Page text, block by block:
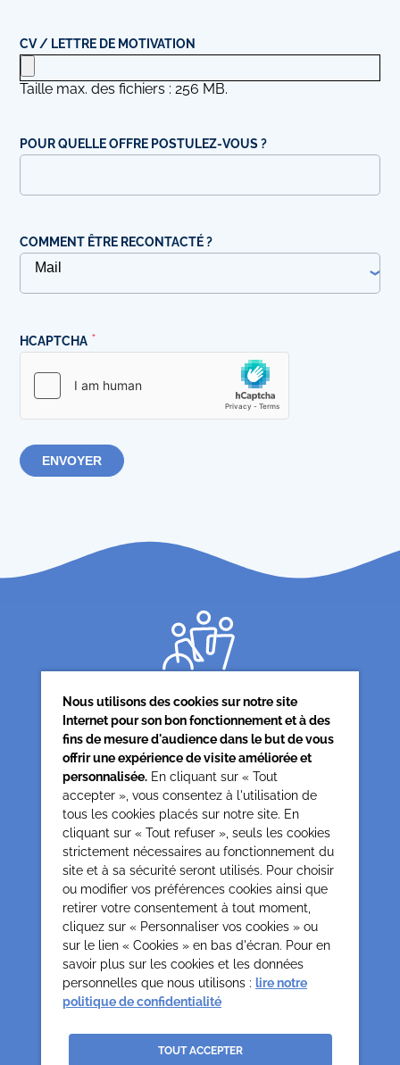
CV / LETTRE DE MOTIVATION
Taille max. des fichiers : 256 MB.
POUR QUELLE OFFRE POSTULEZ-VOUS ?
COMMENT ÊTRE RECONTACTÉ ?
HCAPTCHA
Siège associatif
62 rue de la glacière
75013 Paris
0142850804
contact@cesap.asso.fr
Cesap Formation
formation@cesap.asso.fr
01 53 20 68 58
Mentions Légales
Gestion des cookies
Politique de confidentialité et protection des données
Nous utilisons des cookies sur notre site
Internet pour son bon fonctionnement et à des
fins de mesure d'audience dans le but de vous
offrir une expérience de visite améliorée et
personnalisée. En cliquant sur « Tout
accepter », vous consentez à l'utilisation de
tous les cookies placés sur notre site. En
cliquant sur « Tout refuser », seuls les cookies
strictement nécessaires au fonctionnement du
site et à sa sécurité seront utilisés. Pour choisir
ou modifier vos préférences cookies ainsi que
retirer votre consentement à tout moment,
cliquez sur « Personnaliser vos cookies » ou
sur le lien « Cookies » en bas d'écran. Pour en
savoir plus sur les cookies et les données
personnelles que nous utilisons : lire notre
politique de confidentialité
TOUT ACCEPTER